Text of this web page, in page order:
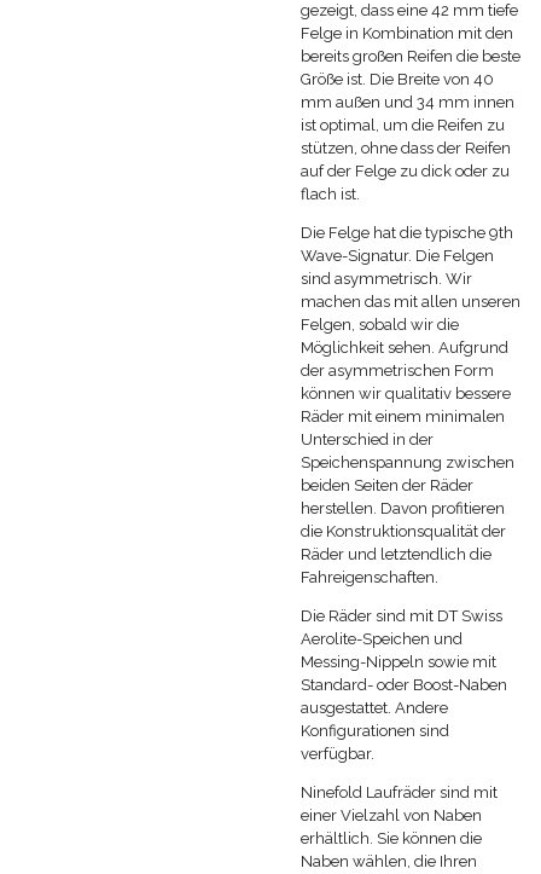
gezeigt, dass eine 42 mm tiefe
Felge in Kombination mit den
bereits großen Reifen die beste
Größe ist. Die Breite von 40
mm außen und 34 mm innen
ist optimal, um die Reifen zu
stützen, ohne dass der Reifen
auf der Felge zu dick oder zu
flach ist.
Die Felge hat die typische 9th
Wave-Signatur. Die Felgen
sind asymmetrisch. Wir
machen das mit allen unseren
Felgen, sobald wir die
Möglichkeit sehen. Aufgrund
der asymmetrischen Form
können wir qualitativ bessere
Räder mit einem minimalen
Unterschied in der
Speichenspannung zwischen
beiden Seiten der Räder
herstellen. Davon profitieren
die Konstruktionsqualität der
Räder und letztendlich die
Fahreigenschaften.
Die Räder sind mit DT Swiss
Aerolite-Speichen und
Messing-Nippeln sowie mit
Standard- oder Boost-Naben
ausgestattet. Andere
Konfigurationen sind
verfügbar.
Ninefold Laufräder sind mit
einer Vielzahl von Naben
erhältlich. Sie können die
Naben wählen, die Ihren